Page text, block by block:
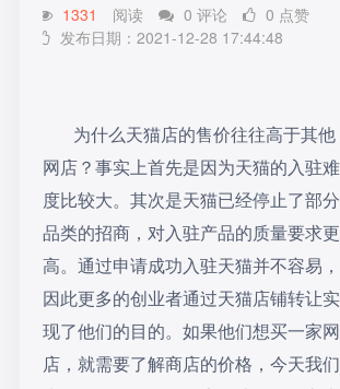
1331 阅读 0 评论
0 点赞
发布日期：2021-12-28 17:44:48
为什么天猫店的售价往往高于其他
网店？事实上首先是因为天猫的入驻难
度比较大。其次是天猫已经停止了部分
品类的招商，对入驻产品的质量要求更
高。通过申请成功入驻天猫并不容易，
因此更多的创业者通过天猫店铺转让实
现了他们的目的。如果他们想买一家网
店，就需要了解商店的价格，今天我们